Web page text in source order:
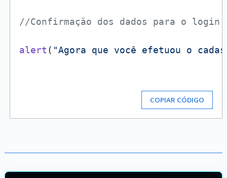
//Confirmação dos dados para o login
alert ( "Agora que você efetuou o
COPIAR CÓDIGO